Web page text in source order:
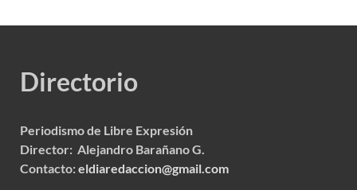
Directorio
Periodismo de Libre Expresión
Director: Alejandro Barañano G.
Contacto:eldiaredaccion@gmail.com